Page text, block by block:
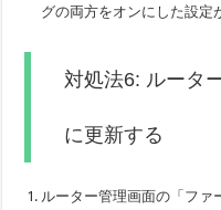
グの両方をオンにした設定
対処法6: ルータ
に更新する
ルーター管理画面の「ファ